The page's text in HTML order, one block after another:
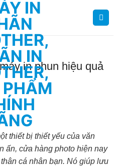
in phun hiệu quả
thiết bị thiết yếu của văn
ấn, cửa hàng photo hiện nay
cá nhân bạn. Nó giúp lưu